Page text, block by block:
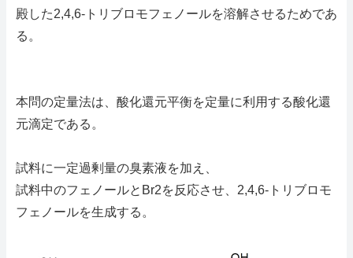
殿した2,4,6-トリブロモフェノールを溶解させるためであ
る。
本問の定量法は、酸化還元平衡を定量に利用する酸化還
元滴定である。
試料に一定過剰量の臭素液を加え、
試料中のフェノールとBr2を反応させ、2,4,6-トリブロモ
フェノールを生成する。